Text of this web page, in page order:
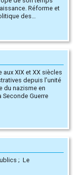
de la
1560). Etude de
iréniques
XIX et XX siècles